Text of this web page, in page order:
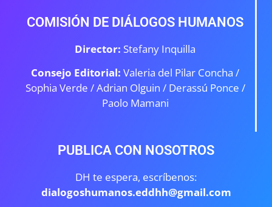
COMISIÓN DE DIÁLOGOS HUMANOS
Director: Stefany Inquilla
Consejo Editorial: Valeria del Pilar Concha /
Sophia Verde /Adrian Olguin / Derassú Ponce /
Paolo Mamani
PUBLICA CON NOSOTROS
DH te espera, escríbenos:
dialogoshumanos.eddhh@gmail.com